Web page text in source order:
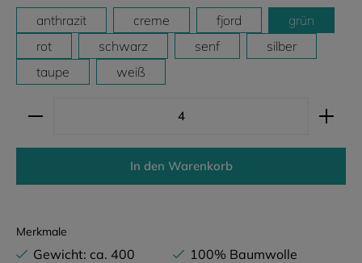
anthrazit creme fjord
grün
rot
schwarz senf
silber
taupe
weiß
Produkt Anzahl: Gib den gewünschten Wert ein
In den Warenkorb
Merkmale
Gewicht: ca. 400
100% Baumwolle